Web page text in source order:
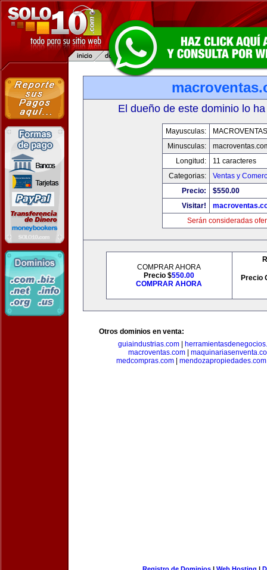
El dueño de este dominio lo
Mayusculas:
Minusculas:
Longitud:
11 caracteres
Categorias:
Ventas y
Precio:
$550.00
Visitar!
Serán consideradas
COMPRAR AHORA
Precio $550.00
COMPRAR AHORA
Precio
Otros dominios en venta:
guiaindustrias.com
macroventas.com
medcompras.com| mendozapropiedades.com